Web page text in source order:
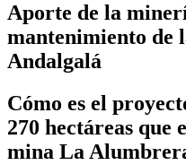
Aporte de la
mantenimiento de
Andalgalá
Cómo es el
270 hectáreas que
mina La